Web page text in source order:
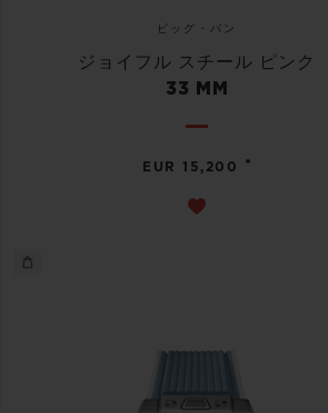
ビッグ・バン
ジョイフル スチール ピンク
33 MM
EUR 15,200 •